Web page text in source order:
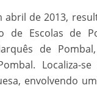
abril de 2013,
de Escolas de
de
Localiza-
envolvendo